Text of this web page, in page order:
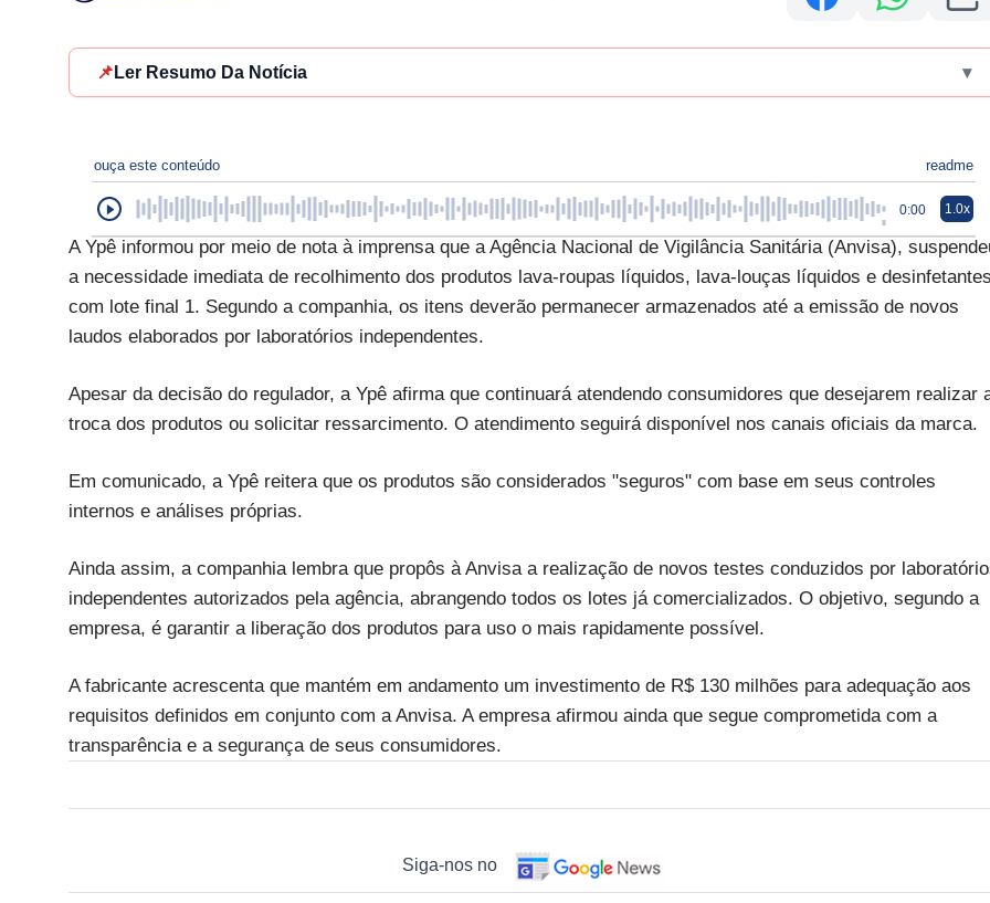
📌 Ler Resumo Da Notícia ▾
ouça este conteúdo readme
0:00 1.0x
A Ypê informou por meio de nota à imprensa que a Agência Nacional de Vigilância Sanitária (Anvisa),
a necessidade imediata de recolhimento dos produtos lava-roupas líquidos, lava-louças líquidos e desinfetantes
com lote final 1. Segundo a companhia, os itens deverão permanecer armazenados até a emissão de novos
laudos elaborados por laboratórios independentes.
Apesar da decisão do regulador, a Ypê afirma que continuará atendendo consumidores que desejarem realizar
troca dos produtos ou solicitar ressarcimento. O atendimento seguirá disponível nos canais oficiais da marca.
Em comunicado, a Ypê reitera que os produtos são considerados "seguros" com base em seus controles
internos e análises próprias.
Ainda assim, a companhia lembra que propôs à Anvisa a realização de novos testes conduzidos por
independentes autorizados pela agência, abrangendo todos os lotes já comercializados. O objetivo, segundo a
empresa, é garantir a liberação dos produtos para uso o mais rapidamente possível.
A fabricante acrescenta que mantém em andamento um investimento de R$ 130 milhões para adequação aos
requisitos definidos em conjunto com a Anvisa. A empresa afirmou ainda que segue comprometida com a
transparência e a segurança de seus consumidores.
Siga-nos no